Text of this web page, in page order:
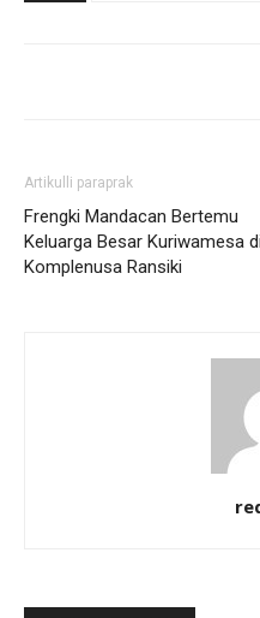
Artikulli paraprak
Frengki Mandacan Bertemu
Keluarga Besar Kuriwamesa di
Komplenusa Ransiki